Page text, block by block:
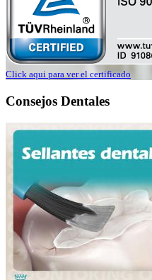
Click aqui para ver el certificado
Consejos Dentales